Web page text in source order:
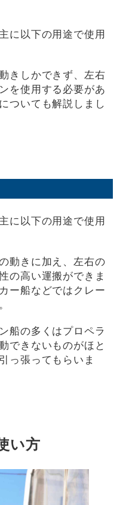
に以下の用途で使用
きしかできず、左右
を使用する必要があ
ついても解説しまし
に以下の用途で使用
動きに加え、左右の
の高い運搬ができま
ー船などではクレー
船の多くはプロペラ
できないものがほと
っ張ってもらいま
い方